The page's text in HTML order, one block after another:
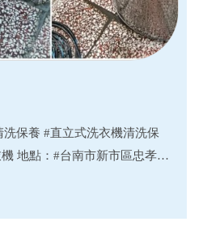
保養 #直立式洗衣機清洗保
地點：#台南市新市區忠孝街
氣 地點：#台南市永康區大同